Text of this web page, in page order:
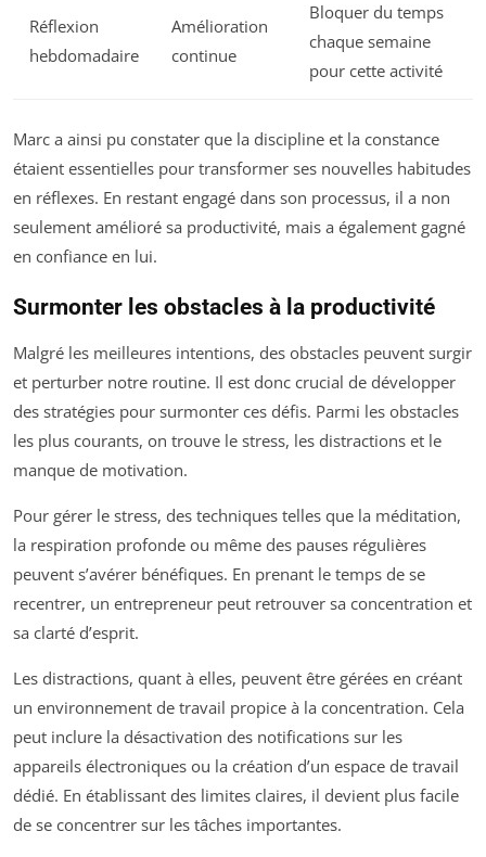
Réflexion
hebdomadaire
Amélioration
continue
Bloquer du temps
chaque semaine
pour cette activité
Marc a ainsi pu constater que la discipline et la constance
étaient essentielles pour transformer ses nouvelles habitudes
en réflexes. En restant engagé dans son processus, il a non
seulement amélioré sa productivité, mais a également gagné
en confiance en lui.
Surmonter les obstacles à la productivité
Malgré les meilleures intentions, des obstacles peuvent surgir
et perturber notre routine. Il est donc crucial de développer
des stratégies pour surmonter ces défis. Parmi les obstacles
les plus courants, on trouve le stress, les distractions et le
manque de motivation.
Pour gérer le stress, des techniques telles que la méditation,
la respiration profonde ou même des pauses régulières
peuvent s’avérer bénéfiques. En prenant le temps de se
recentrer, un entrepreneur peut retrouver sa concentration et
sa clarté d’esprit.
Les distractions, quant à elles, peuvent être gérées en créant
un environnement de travail propice à la concentration. Cela
peut inclure la désactivation des notifications sur les
appareils électroniques ou la création d’un espace de travail
dédié. En établissant des limites claires, il devient plus facile
de se concentrer sur les tâches importantes.